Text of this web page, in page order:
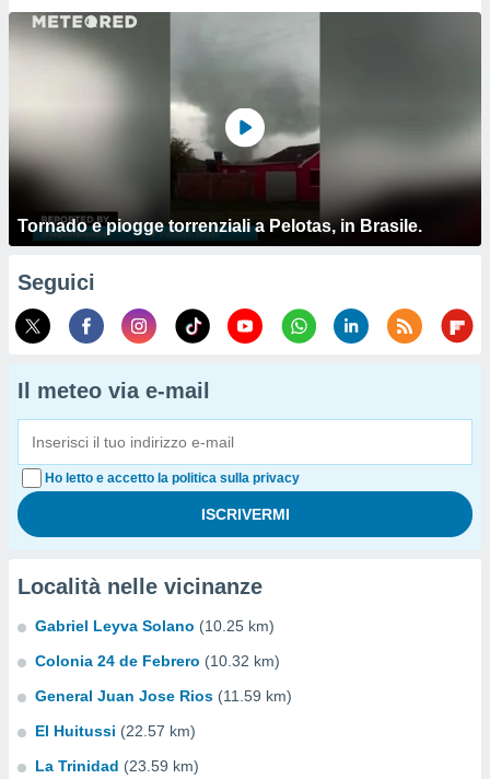
Tornado e piogge torrenziali a Pelotas, in Brasile.
Seguici
Il meteo via e-mail
Ho letto e accetto la politica sulla privacy
Località nelle vicinanze
Gabriel Leyva Solano (10.25 km)
Colonia 24 de Febrero (10.32 km)
General Juan Jose Rios (11.59 km)
El Huitussi (22.57 km)
La Trinidad (23.59 km)